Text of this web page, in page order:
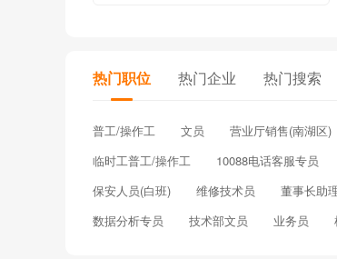
热门职位 热门企业 热门搜索
普工/操作工 文员 营业厅销售(南湖区)
临时工普工/操作工
10088电话客服专员
保安人员(白班)
维修技术员 董事长助
数据分析专员
技术部文员 业务员